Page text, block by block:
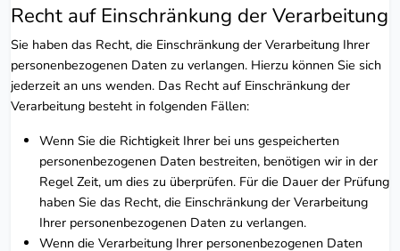
Recht auf Einschränkung der Verarbeitung
Sie haben das Recht, die Einschränkung der Verarbeitung Ihrer
personenbezogenen Daten zu verlangen. Hierzu können Sie sich
jederzeit an uns wenden. Das Recht auf Einschränkung der
Verarbeitung besteht in folgenden Fällen:
Wenn Sie die Richtigkeit Ihrer bei uns gespeicherten
personenbezogenen Daten bestreiten, benötigen wir in der
Regel Zeit, um dies zu überprüfen. Für die Dauer der Prüfung
haben Sie das Recht, die Einschränkung der Verarbeitung
Ihrer personenbezogenen Daten zu verlangen.
Wenn die Verarbeitung Ihrer personenbezogenen Daten